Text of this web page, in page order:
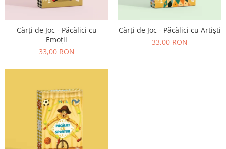
11 - 14 Ani
Colecția Păcălici
TOATE JOCURILE
Cărți de Joc - Păcălici cu
Emoții
33,00 RON
Cărți de Joc - Păcălici cu Artiști
33,00 RON